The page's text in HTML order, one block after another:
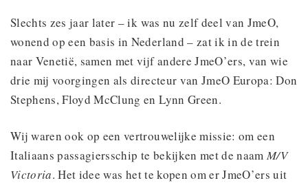
Slechts zes jaar later – ik was nu zelf deel van JmeO,
wonend op een basis in Nederland – zat ik in de trein
naar Venetië, samen met vijf andere JmeO’ers, van wie
drie mij voorgingen als directeur van JmeO Europa: Don
Stephens, Floyd McClung en Lynn Green.
Wij waren ook op een vertrouwelijke missie: om een
Italiaans passagiersschip te bekijken met de naam M/V
Victoria. Het idee was het te kopen om er JmeO’ers uit